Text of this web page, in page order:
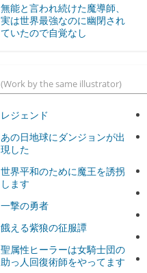
無能と言われ続けた魔導師、
実は世界最強なのに幽閉され
ていたので自覚なし
(Work by the same illustrator)
レジェンド
あの日地球にダンジョンが出
現した
世界平和のために魔王を誘拐
します
一撃の勇者
餓える紫狼の征服譚
聖属性ヒーラーは女騎士団の
助っ人回復術師をやってます